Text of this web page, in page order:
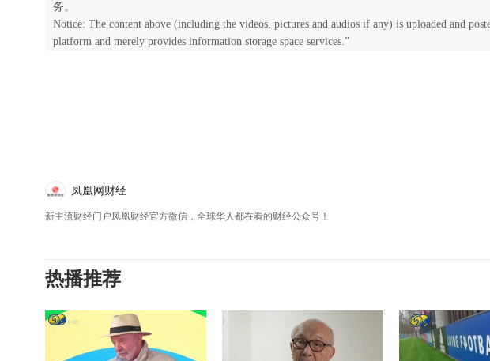
务。
Notice: The content above (including the videos, pictures and audios if any) is uploaded and
platform and merely provides information storage space services.”
凤凰网财经
新主流财经门户凤凰财经官方微信，全球华人都在看的财经公众号！
热播推荐